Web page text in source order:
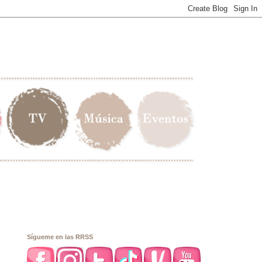
Sígueme en las RRSS